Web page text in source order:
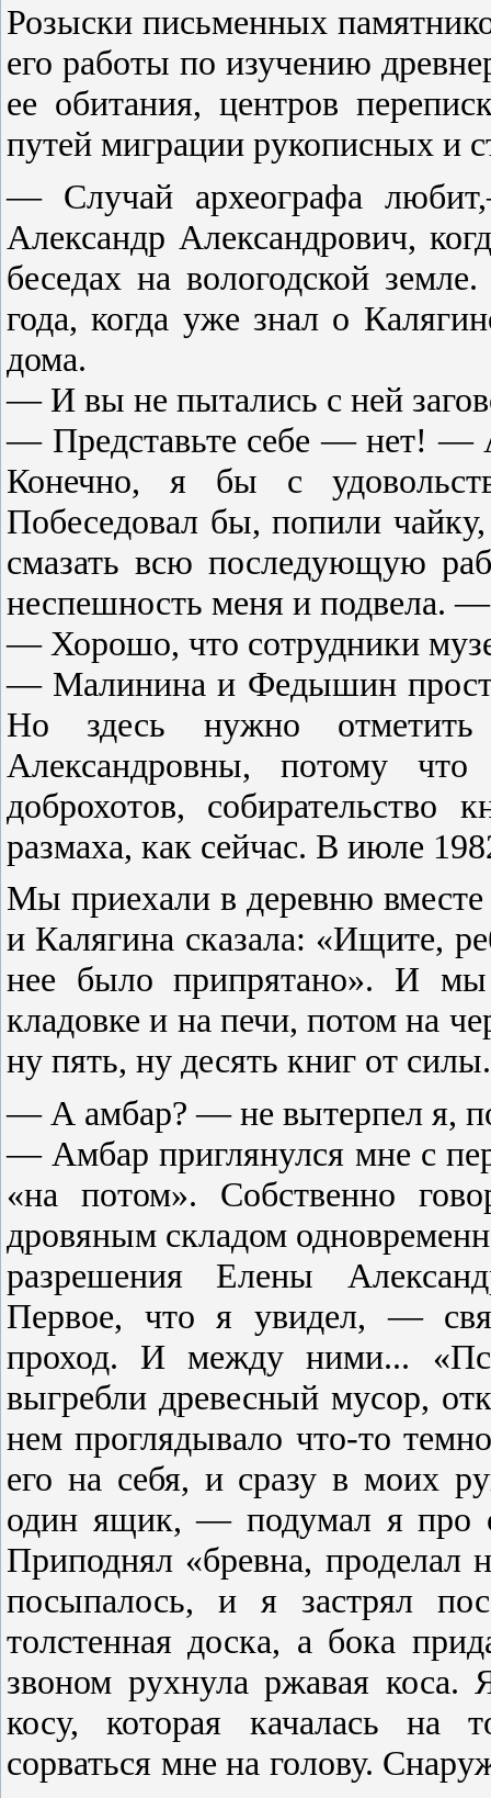
Розыски письменных
его работы по изучению
ее обитания, центров
путей миграции рукописных и
— Случай археографа
Александр Александрович,
беседах на вологодской
года, когда уже знал о
дома.
— И вы не пытались с ней
— Представьте себе — нет! —
Конечно, я бы с
Побеседовал бы, попили
смазать всю последующую
неспешность меня и подвела.
— Хорошо, что сотрудники
— Малинина и Федышин
Но здесь нужно
Александровны, потому
доброхотов,
размаха, как сейчас. В июле
Мы приехали в деревню
и Калягина сказала: «Ищите,
нее было припрятано». И
кладовке и на печи, потом на
ну пять, ну десять книг от силы.
— А амбар? — не вытерпел я,
— Амбар приглянулся мне с
«на потом». Собственно
дровяным складом
разрешения Елены
Первое, что я увидел, —
проход. И между ними...
выгребли древесный мусор,
нем проглядывало что-то
его на себя, и сразу в моих
один ящик, — подумал я про
Приподнял «бревна,
посыпалось, и я застрял
толстенная доска, а бока
звоном рухнула ржавая коса.
косу, которая качалась на
сорваться мне на голову.